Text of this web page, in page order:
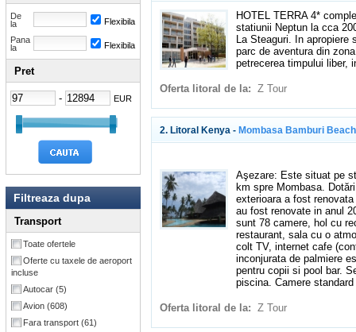
De
la
Flexibila
Pana
la
Flexibila
Pret
- EUR
Filtreaza dupa
Transport
Toate ofertele
Oferte cu taxele de aeroport
incluse
Autocar (5)
Avion (608)
Fara transport (61)
HOTEL TERRA 4*
statiunii Neptun la cca
La Steaguri. In apropiere
parc de aventura din
petrecerea timpului liber,
Oferta litoral de la: Z Tour
2. Litoral Kenya - Mombasa Bamburi Beach
Aşezare: Este situat pe
km spre Mombasa.
exterioara a fost
au fost renovate in anul
sunt 78 camere, hol cu
restaurant, sala cu o
colt TV, internet cafe
inconjurata de palmiere
pentru copii si pool bar.
piscina. Camere standard
Oferta litoral de la: Z Tour